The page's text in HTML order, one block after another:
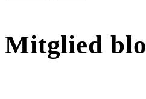
Mitglied